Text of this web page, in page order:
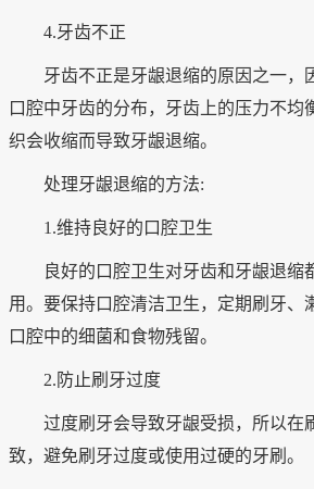
4.牙齿不正
牙齿不正是牙龈退缩的原因之一，
口腔中牙齿的分布，牙齿上的压力不均
织会收缩而导致牙龈退缩。
处理牙龈退缩的方法:
1.维持良好的口腔卫生
良好的口腔卫生对牙齿和牙龈退缩
用。要保持口腔清洁卫生，定期刷牙、
口腔中的细菌和食物残留。
2.防止刷牙过度
过度刷牙会导致牙龈受损，所以在
致，避免刷牙过度或使用过硬的牙刷。